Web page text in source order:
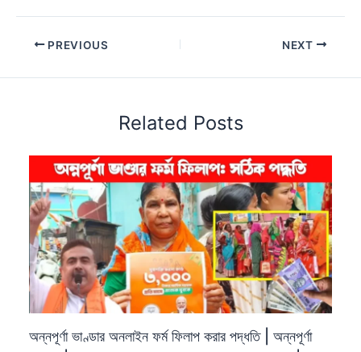
PREVIOUS NEXT
Related Posts
অন্নপূর্ণা ভাণ্ডার অনলাইন ফর্ম ফিলাপ করার পদ্ধতি | অন্নপূর্ণা